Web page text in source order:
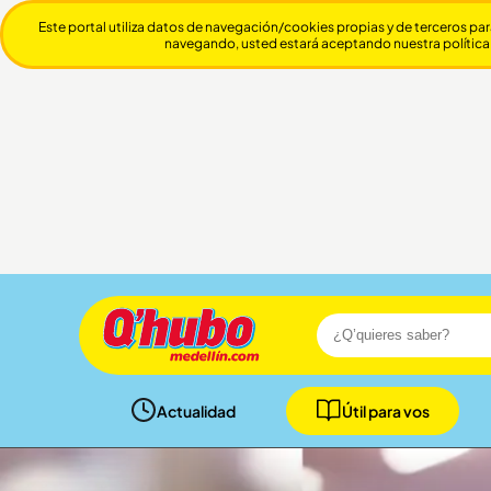
Actualidad Útil para vos
Este portal utiliza datos de navegación/cookies propias y de terceros
navegando, usted estará aceptando nuestra